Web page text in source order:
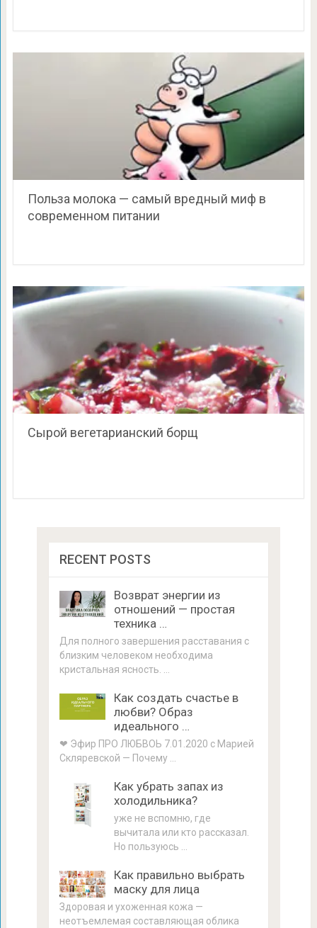
Польза молока — самый вредный миф в
современном питании
Сырой вегетарианский борщ
RECENT POSTS
Возврат энергии из
отношений — простая
техника …
Для полного завершения расставания с
близким человеком необходима
кристальная ясность. …
Как создать счастье в
любви? Образ
идеального …
❤ Эфир ПРО ЛЮБВОЬ 7.01.2020 с Марией
Скляревской — Почему …
Как убрать запах из
холодильника?
уже не вспомню, где
вычитала или кто рассказал.
Но пользуюсь …
Как правильно выбрать
маску для лица
Здоровая и ухоженная кожа —
неотъемлемая составляющая облика